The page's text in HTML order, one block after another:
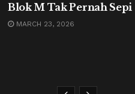
Blok M Tak Pernah Sepi
MARCH 23, 2026